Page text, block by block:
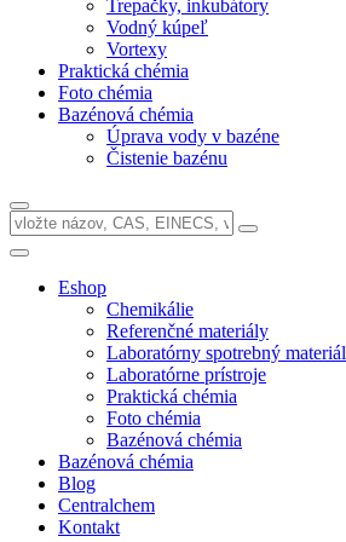
Trepačky, inkubátory
Vodný kúpeľ
Vortexy
Praktická chémia
Foto chémia
Bazénová chémia
Úprava vody v bazéne
Čistenie bazénu
Eshop
Chemikálie
Referenčné materiály
Laboratórny spotrebný materiál
Laboratórne prístroje
Praktická chémia
Foto chémia
Bazénová chémia
Bazénová chémia
Blog
Centralchem
Kontakt